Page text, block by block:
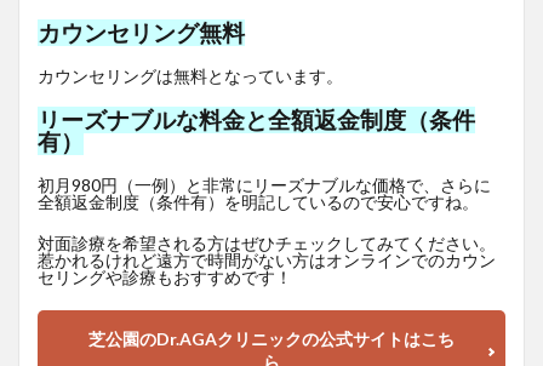
カウンセリング無料
カウンセリングは無料となっています。
リーズナブルな料金と全額返金制度（条件
有）
初月980円（一例）と非常にリーズナブルな価格で、さらに
全額返金制度（条件有）を明記しているので安心ですね。
対面診療を希望される方はぜひチェックしてみてください。
惹かれるけれど遠方で時間がない方はオンラインでのカウン
セリングや診療もおすすめです！
芝公園のDr.AGAクリニックの公式サイトはこち
ら